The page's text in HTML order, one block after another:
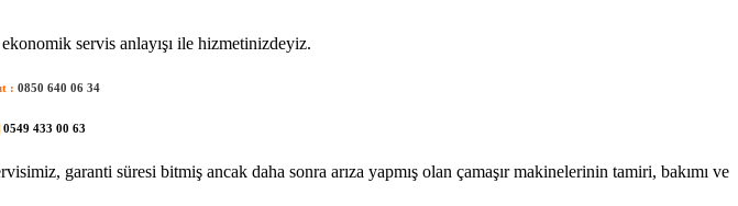
servis anlayışı ile hizmetinizdeyiz.
: 0850 640 06 34
0549 433 00 63
garanti süresi bitmiş ancak daha sonra arıza yapmış olan çamaşır makinelerinin tamiri, bakımı ve